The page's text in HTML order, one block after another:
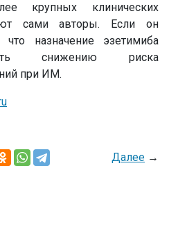
крупных клинических
сами авторы. Если он
что назначение эзетимиба
снижению риска
при ИМ.
Далее →